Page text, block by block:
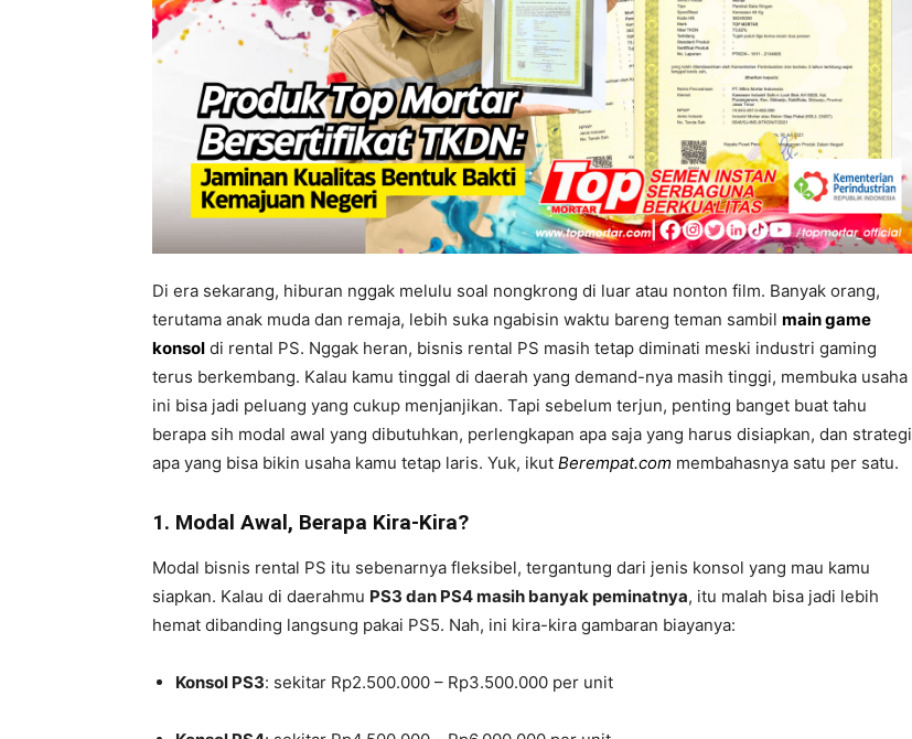
Di era sekarang, hiburan nggak melulu soal nongkrong di luar atau nonton film. Banyak orang,
terutama anak muda dan remaja, lebih suka ngabisin waktu bareng teman sambil main game
konsol di rental PS. Nggak heran, bisnis rental PS masih tetap diminati meski industri gaming
terus berkembang. Kalau kamu tinggal di daerah yang demand-nya masih tinggi, membuka usaha
ini bisa jadi peluang yang cukup menjanjikan. Tapi sebelum terjun, penting banget buat tahu
berapa sih modal awal yang dibutuhkan, perlengkapan apa saja yang harus disiapkan, dan strategi
apa yang bisa bikin usaha kamu tetap laris. Yuk, ikut Berempat.com membahasnya satu per satu.
1. Modal Awal, Berapa Kira-Kira?
Modal bisnis rental PS itu sebenarnya fleksibel, tergantung dari jenis konsol yang mau kamu
siapkan. Kalau di daerahmu PS3 dan PS4 masih banyak peminatnya, itu malah bisa jadi lebih
hemat dibanding langsung pakai PS5. Nah, ini kira-kira gambaran biayanya:
Konsol PS3: sekitar Rp2.500.000 – Rp3.500.000 per unit